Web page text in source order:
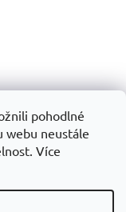
pohodlné
webu neustále
Více
baterií